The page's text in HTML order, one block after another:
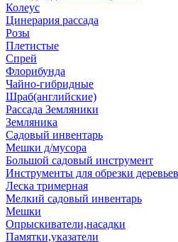
Колеус
Цинерария рассада
Розы
Плетистые
Спрей
Флорибунда
Чайно-гибридные
Шраб(английские)
Рассада Земляники
Земляника
Садовый инвентарь
Мешки д/мусора
Большой садовый инструмент
Инструменты для обрезки
Леска тримерная
Мелкий садовый инвентарь
Мешки
Опрыскиватели,насадки
Памятки,указатели